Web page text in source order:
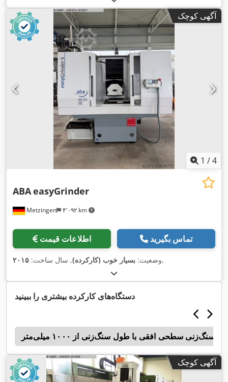
آگهی کوچک
1 /4
Metzingen ۴٬۰۹۲ km
ABAeasyGrinder
اطلاعات قیمت تماس بگیرید
وضعیت: بسیار خوب (کارکرده), سال ساخت: ۲۰۱۵ ,
دستگاه‌های کارکرده بیشتری را ببینید
سنگ‌زنی سطحی افقی با طول سنگ‌زنی از ۱۰۰۰ میلی‌متر
آگهی کوچک